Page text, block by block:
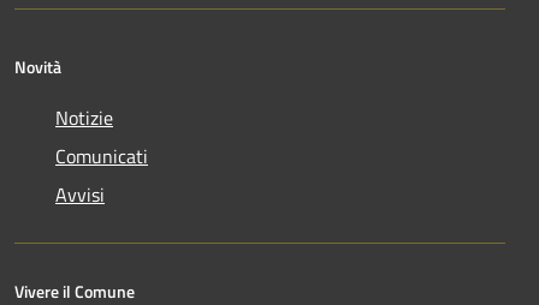
Novità
Notizie
Comunicati
Avvisi
Vivere il Comune